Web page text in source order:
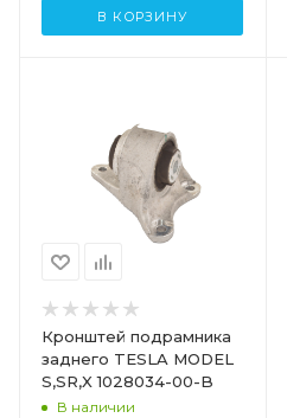
В КОРЗИНУ
Кронштей подрамника
заднего TESLA MODEL
S,SR,X 1028034-00-B
В наличии